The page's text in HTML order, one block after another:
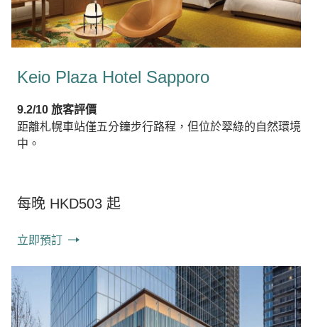
Keio Plaza Hotel Sapporo
9.2/10 旅客評價
距離札幌車站僅五分鐘步行路程，但位於翠綠的自然環境
中。
每晚 HKD503 起
立即預訂